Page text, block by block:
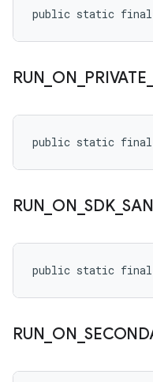
public static final
RUN ON PRIVATE
public static final
RUN ON _SDK_
public static final
RUN ON _